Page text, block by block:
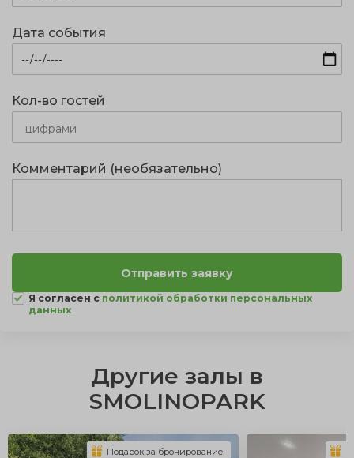
Дата события
Кол-во гостей
Комментарий (необязательно)
Я согласен с политикой обработки персональных
данных
Другие залы в
SMOLINOPARK
Подарок за бронирование